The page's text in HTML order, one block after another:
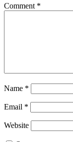
Comment *
Name *
Email *
Website